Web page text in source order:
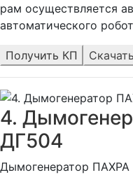
рам осуществляется
автоматического
Получить КП
4.
ДГ504
Дымогенератор ПАХРА